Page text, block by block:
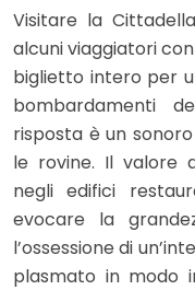
Visitare la
alcuni viaggiatori
biglietto intero per
bombardamenti
risposta è un
le rovine. Il valore
negli edifici
evocare la
l’ossessione di
plasmato in modo